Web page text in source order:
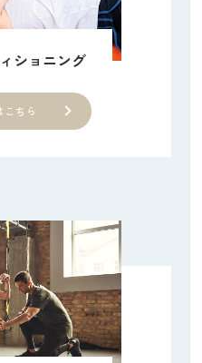
ショニング
こちら